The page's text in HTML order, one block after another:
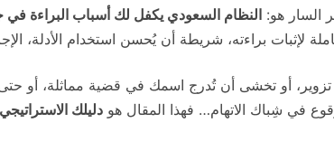
السار هو: النظام السعودي يكفل لك أسباب البراءة في
تزوير، أو تخشى أن تُدرج اسمك في قضية مماثلة، أو
في شِباك الاتهام… فهذا المقال هو دليلك